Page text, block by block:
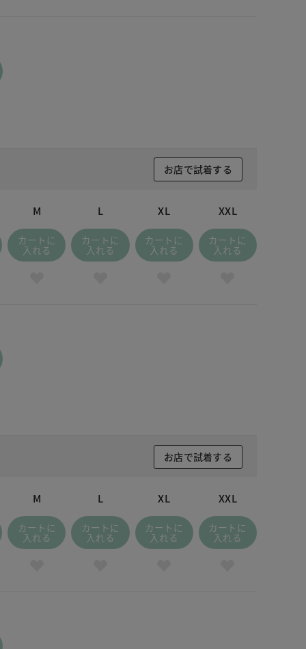
お店で試着する
M
カートに
入れる
L
カートに
入れる
XL
カートに
入れる
XXL
カートに
入れる
お店で試着する
M
カートに
入れる
L
カートに
入れる
XL
カートに
入れる
XXL
カートに
入れる